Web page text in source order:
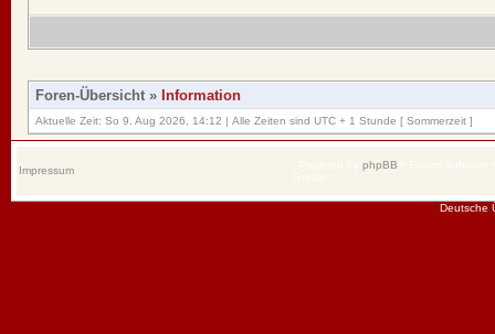
Foren-Übersicht » Information
Aktuelle Zeit: So 9. Aug 2026, 14:12 | Alle Zeiten sind UTC + 1 Stunde [ Sommerzeit ]
Impressum phpBB
Deutsche